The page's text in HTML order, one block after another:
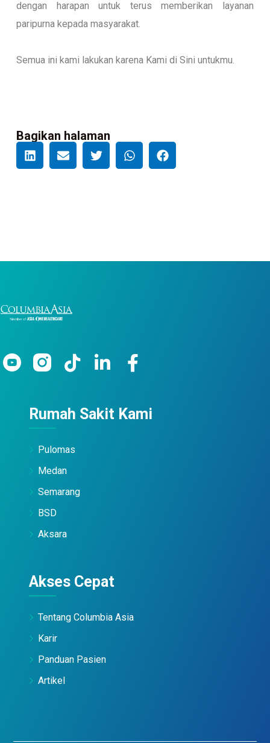
dengan harapan untuk terus memberikan layanan
paripurna kepada masyarakat.
Semua ini kami lakukan karena Kami di Sini untukmu.
Bagikan halaman
Rumah Sakit Kami
Pulomas
Medan
Semarang
BSD
Aksara
Akses Cepat
Tentang Columbia Asia
Karir
Panduan Pasien
Artikel